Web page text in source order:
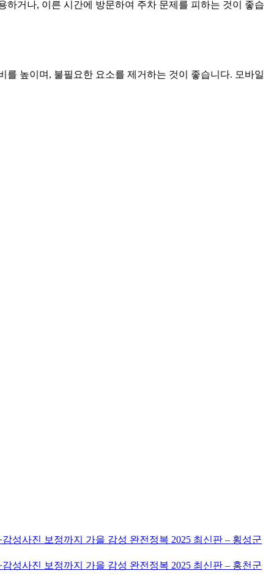
거나, 이른 시간에 방문하여 주차 문제를 피하는 것이 좋습
높이며, 불필요한 요소를 제거하는 것이 좋습니다. 모바일
성사진 보정까지 가을 감성 완전정복 2025 최신판 – 횡성군
성사진 보정까지 가을 감성 완전정복 2025 최신판 – 홍천군